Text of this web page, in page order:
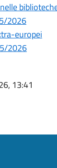
2026
europei
2026
13:41